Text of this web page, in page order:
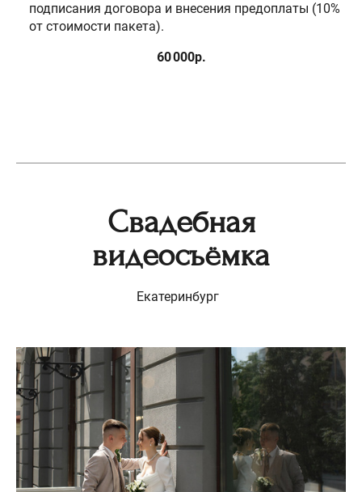
подписания договора и внесения предоплаты (10%
от стоимости пакета).
60 000р.
Свадебная
видеосъёмка
Екатеринбург